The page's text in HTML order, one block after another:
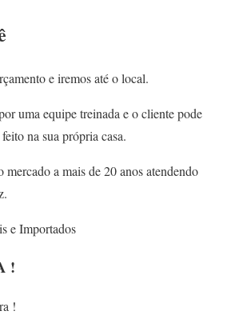
e iremos até o local.
uma equipe treinada e o cliente pode
na sua própria casa.
mercado a mais de 20 anos atendendo
e Importados
!
!